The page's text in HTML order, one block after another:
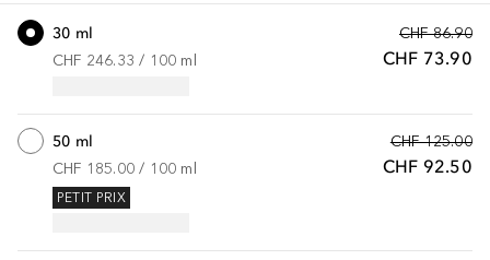
CHF 86.90
CHF 73.90
30 ml
CHF 246.33 / 100 ml
CHF 125.00
CHF 92.50
50 ml
CHF 185.00 / 100 ml
PETIT PRIX